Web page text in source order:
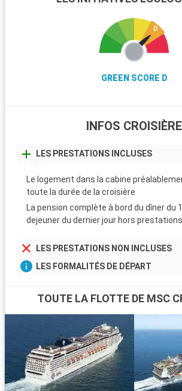
GREEN SCORE D
INFOS CROISIÈRE
LES PRESTATIONS INCLUSES
Le logement dans la cabine
toute la durée de la croisière
La pension complète à bord du dîner du
dejeuner du dernier jour hors
LES PRESTATIONS NON INCLUSES
LES FORMALITÉS DE DÉPART
TOUTE LA FLOTTE DE MSC